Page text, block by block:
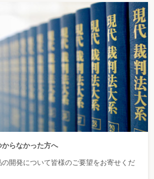
らなかった方へ
開発について皆様のご要望をお寄せくだ